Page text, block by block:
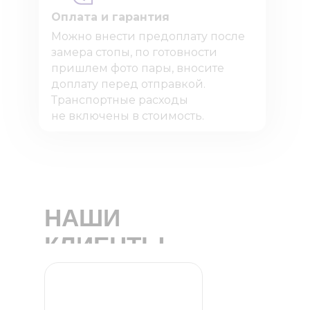
Оплата и гарантия
Можно внести предоплату после
замера стопы, по готовности
пришлем фото пары, вносите
доплату перед отправкой.
Транспортные расходы
не включены в стоимость.
НАШИ
КЛИЕНТЫ